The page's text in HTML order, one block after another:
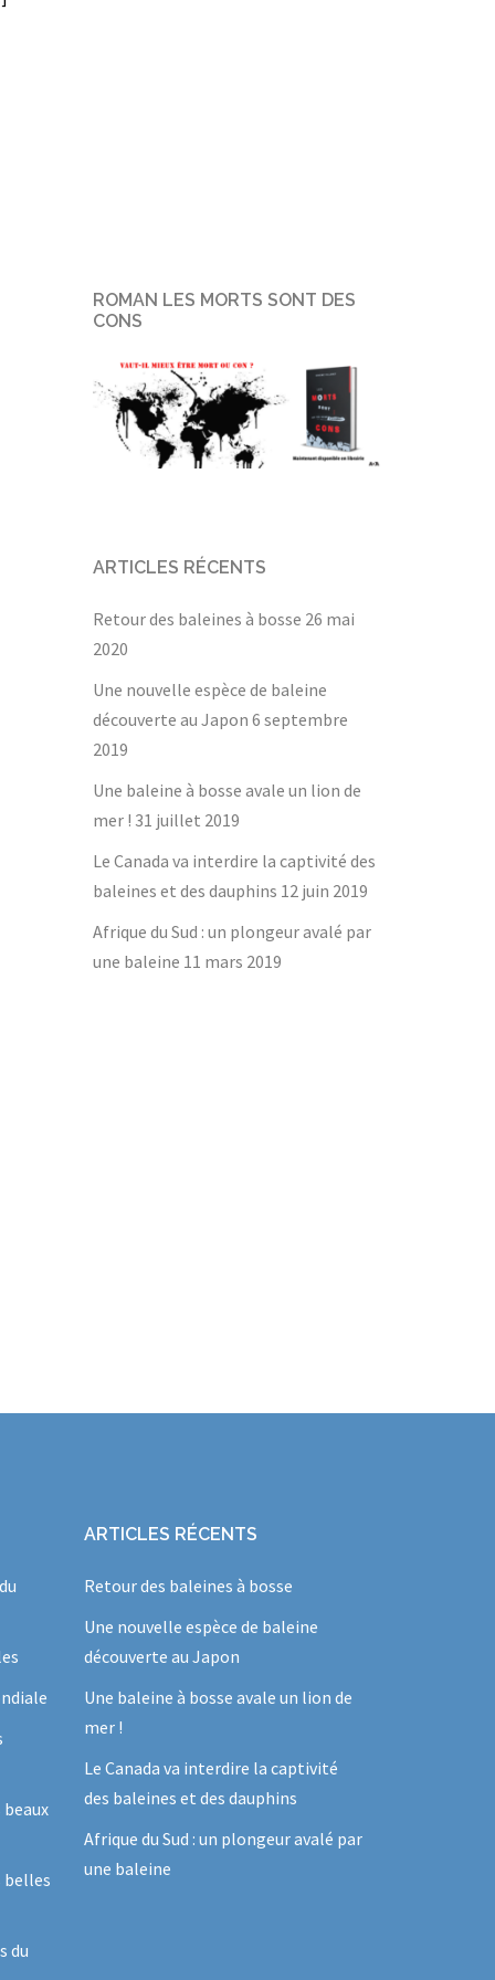
ROMAN LES MORTS SONT DES
CONS
ARTICLES RÉCENTS
Retour des baleines à bosse 26 mai
2020
Une nouvelle espèce de baleine
découverte au Japon 6 septembre
2019
Une baleine à bosse avale un lion de
mer ! 31 juillet 2019
Le Canada va interdire la captivité des
baleines et des dauphins 12 juin 2019
Afrique du Sud : un plongeur avalé par
une baleine 11 mars 2019
belles
du
ARTICLES RÉCENTS
Retour des baleines à bosse
Une nouvelle espèce de baleine
découverte au Japon
Une baleine à bosse avale un lion de
mer !
Le Canada va interdire la captivité
des baleines et des dauphins
Afrique du Sud : un plongeur avalé par
une baleine